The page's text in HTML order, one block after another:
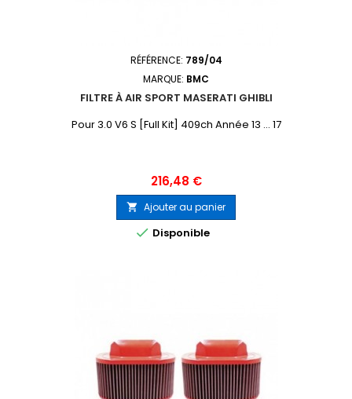
RÉFÉRENCE: 789/04
MARQUE: BMC
FILTRE À AIR SPORT MASERATI GHIBLI
Pour 3.0 V6 S [Full Kit] 409ch Année 13 ... 17
Prix
216,48 €
 Ajouter au panier
 Disponible